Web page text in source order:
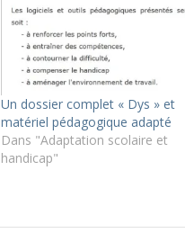
Un dossier complet « Dys » et
matériel pédagogique adapté
Dans "Adaptation scolaire et
handicap"